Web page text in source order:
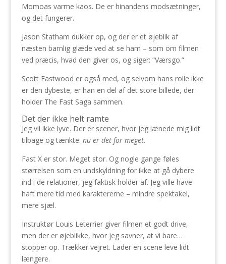
Momoas varme kaos. De er hinandens modsætninger,
og det fungerer.
Jason Statham dukker op, og der er et øjeblik af
næsten barnlig glæde ved at se ham – som om filmen
ved præcis, hvad den giver os, og siger: “Værsgo.”
Scott Eastwood er også med, og selvom hans rolle ikke
er den dybeste, er han en del af det store billede, der
holder The Fast Saga sammen.
Det der ikke helt ramte
Jeg vil ikke lyve. Der er scener, hvor jeg lænede mig lidt
tilbage og tænkte: nu er det for meget.
Fast X er stor. Meget stor. Og nogle gange føles
størrelsen som en undskyldning for ikke at gå dybere
ind i de relationer, jeg faktisk holder af. Jeg ville have
haft mere tid med karaktererne – mindre spektakel,
mere sjæl.
Instruktør Louis Leterrier giver filmen et godt drive,
men der er øjeblikke, hvor jeg savner, at vi bare…
stopper op. Trækker vejret. Lader en scene leve lidt
længere.